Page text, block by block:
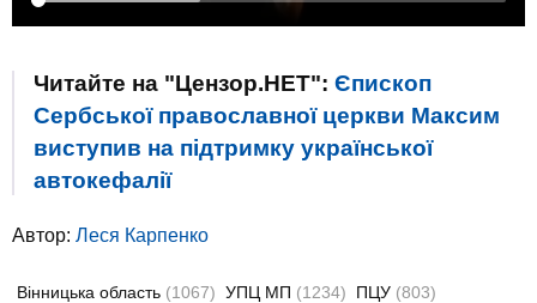
Читайте на "Цензор.НЕТ": Єпископ
Сербської православної церкви Максим
виступив на підтримку української
автокефалії
Автор: Леся Карпенко
Вінницька область (1067) УПЦ МП (1234) ПЦУ (803)